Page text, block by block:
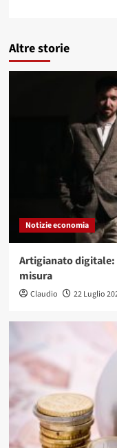
Altre storie
Notizie economia
Artigianato
misura
Claudio 22 Luglio